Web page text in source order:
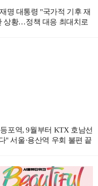
명 대통령 "국가적 기후 재
상황…정책 대응 최대치로
포역, 9월부터 KTX 호남선
" 서울·용산역 우회 불편 끝